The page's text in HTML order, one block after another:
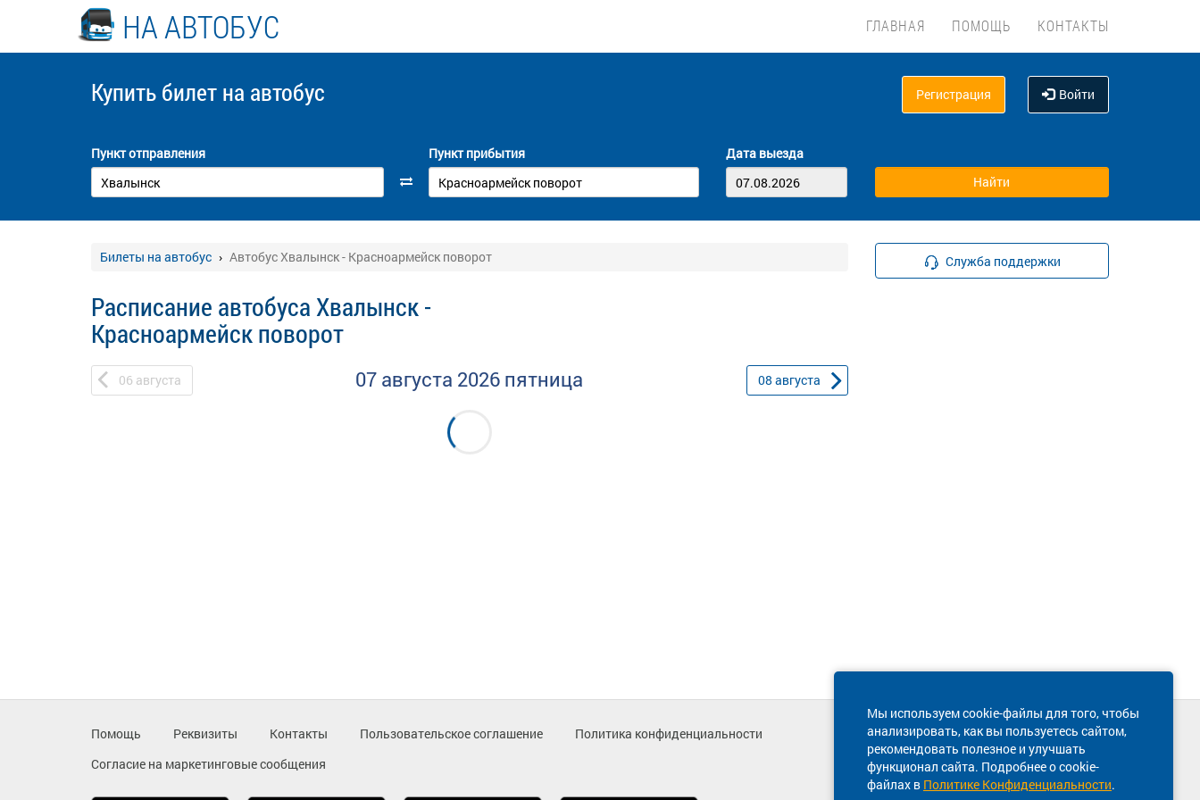
НА АВТОБУС ГЛАВНАЯ ПОМОЩЬ КОНТАКТЫ
Купить билет на автобус Регистрация Войти
Пункт отправления Пункт прибытия Дата выезда
Билеты на автобус Автобус Хвалынск - Красноармейск поворот
Расписание автобуса Хвалынск -
Красноармейск поворот
06 августа 07 августа 2026 пятница 08 августа
Служба поддержки
Мы используем cookie-файлы для того, чтобы
анализировать, как вы пользуетесь сайтом,
рекомендовать полезное и улучшать
функционал сайта. Подробнее о cookie-
файлах в Политике Конфиденциальности.
Помощь Реквизиты Контакты Пользовательское соглашение
Политика конфиденциальности
Согласие на маркетинговые сообщения
Техническая поддержка сайта
8 800 600-03-38